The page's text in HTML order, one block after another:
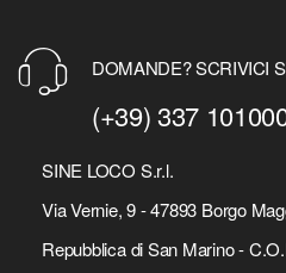
DOMANDE? SCRIVICI
(+39) 337
SINE LOCO S.r.l.
Via Vernie, 9 - 47893 Borgo
Repubblica di San Marino -